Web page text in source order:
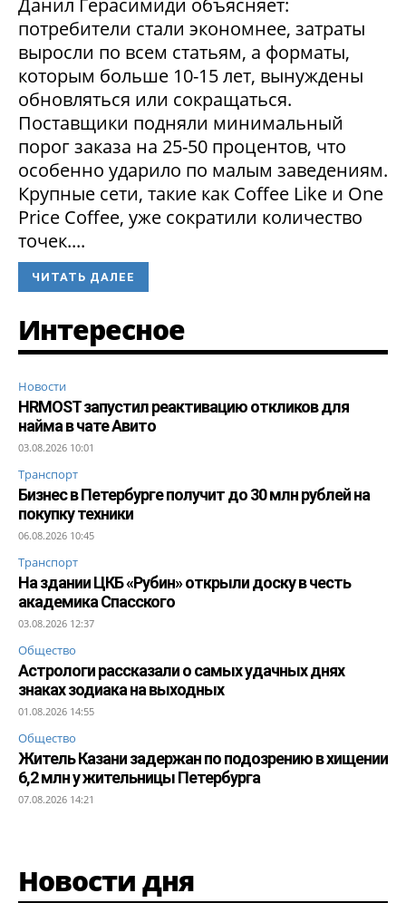
потребители стали экономнее, затраты
выросли по всем статьям, а форматы,
которым больше 10-15 лет, вынуждены
обновляться или сокращаться.
Поставщики подняли минимальный
порог заказа на 25-50 процентов, что
особенно ударило по малым заведениям.
Крупные сети, такие как Coffee Like и One
Price Coffee, уже сократили количество
точек....
ЧИТАТЬ ДАЛЕЕ
Интересное
Новости
HRMOST запустил реактивацию откликов для
найма в чате Авито
03.08.2026 10:01
Транспорт
Бизнес в Петербурге получит до 30 млн рублей на
покупку техники
06.08.2026 10:45
Транспорт
На здании ЦКБ «Рубин» открыли доску в честь
академика Спасского
03.08.2026 12:37
Общество
Астрологи рассказали о самых удачных днях
знаках зодиака на выходных
01.08.2026 14:55
Общество
Житель Казани задержан по подозрению в хищении
6,2 млн у жительницы Петербурга
07.08.2026 14:21
Новости дня